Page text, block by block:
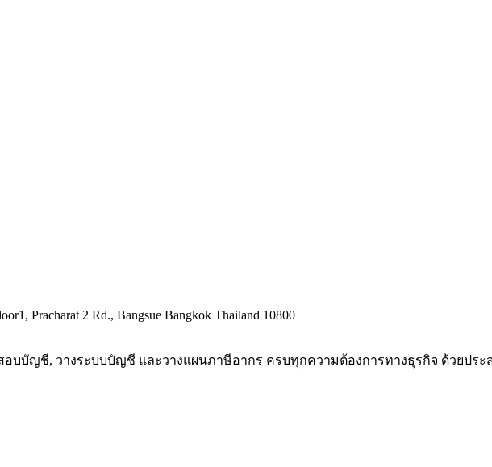
Pracharat 2 Rd., Bangsue Bangkok Thailand 10800
อบบัญชี, วางระบบบัญชี และวางแผนภาษีอากร ครบทุกความต้องการทางธุรกิจ ด้วยประ